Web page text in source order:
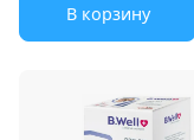
В корзину